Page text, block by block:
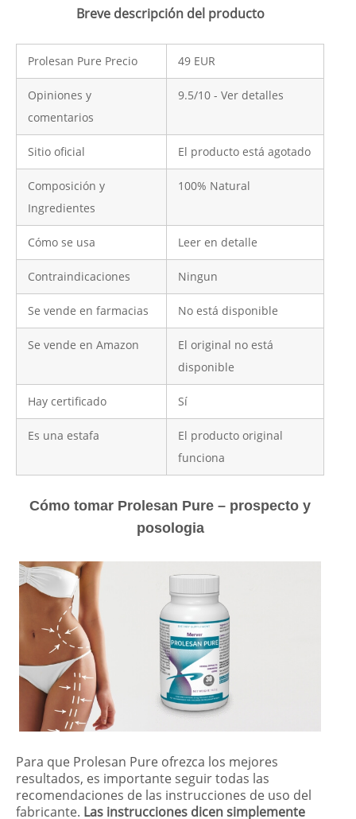
Breve descripción del producto
Prolesan Pure Precio 49 EUR
Opiniones y
comentarios
9.5/10 - Ver detalles
Sitio oficial El producto está agotado
Composición y
Ingredientes
100% Natural
Cómo se usa Leer en detalle
Contraindicaciones Ningun
Se vende en farmacias No está disponible
Se vende en Amazon
El original no está
disponible
Hay certificado Sí
Es una estafa
El producto original
funciona
Cómo tomar Prolesan Pure – prospecto y
posologia
Para que Prolesan Pure ofrezca los mejores
resultados, es importante seguir todas las
recomendaciones de las instrucciones de uso del
fabricante. Las instrucciones dicen simplemente